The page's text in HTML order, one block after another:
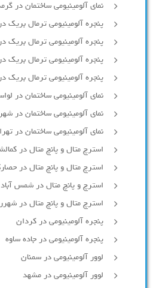
نمای آلومینیومی ساختمان در
پنجره آلومینیومی ترمال بریک
پنجره آلومینیومی ترمال بریک
پنجره آلومینیومی ترمال بریک
پنجره آلومینیومی ترمال بریک
نمای آلومینیومی ساختمان در
نمای آلومینیومی ساختمان در
نمای آلومینیومی ساختمان در
استرچ متال و پانچ متال در
استرچ متال و پانچ متال در
استرچ و پانچ متال در شمس آباد
استرچ متال و پانچ متال در
پنجره آلومینیومی در کردان
پنجره آلومینیومی در جاده ساوه
لوور آلومینیومی در سمنان
لوور آلومینیومی در مشهد